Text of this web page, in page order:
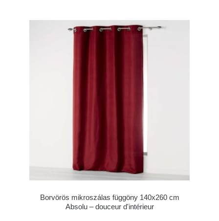
Borvörös mikroszálas függöny 140x260 cm
Absolu – douceur d'intérieur